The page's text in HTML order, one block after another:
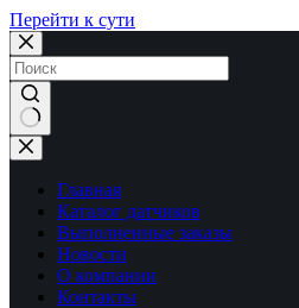
Перейти к сути
Ничего
не
найденоГлавная
Каталог датчиков
Выполненные заказы
Новости
О компании
Контакты